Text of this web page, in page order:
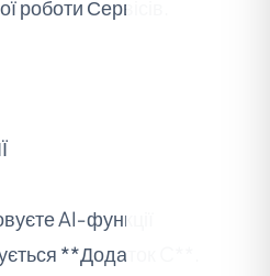
роботи Сервісів.
AI‑функції
**Додаток C**.